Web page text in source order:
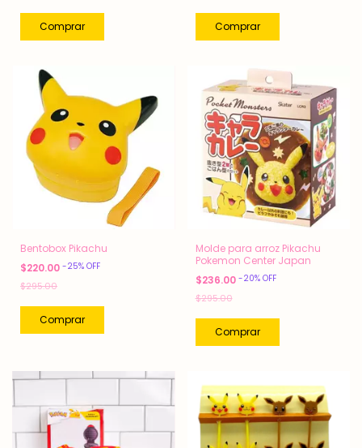
Bentobox Pikachu
$220.00 -25% OFF
$295.00
Molde para arroz Pikachu
Pokemon Center Japan
$236.00 -20% OFF
$295.00